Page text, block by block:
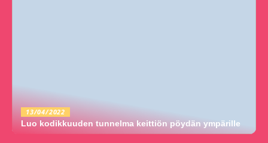
13/04/2022
Luo kodikkuuden tunnelma keittiön pöydän ympärille